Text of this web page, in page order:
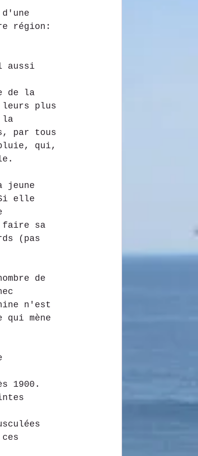
région:
aussi
de la
leurs plus
la
par tous
qui,
jeune
elle
faire sa
(pas
de
n'est
mène
1900.